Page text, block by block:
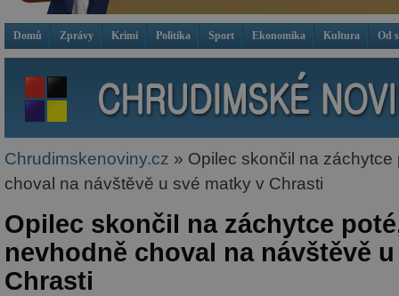
Domů Zprávy Krimi Politika Sport Ekonomika Kultura Od
Chrudimskenoviny.cz » Opilec skončil na
choval na návštěvě u své matky v Chrasti
Opilec skončil na záchytce
nevhodně choval na návštěvě
Chrasti